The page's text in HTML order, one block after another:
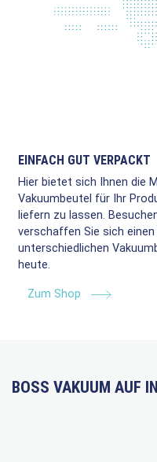
EINFACH GUT VERPACKT
Hier bietet sich Ihnen die
Vakuumbeutel für Ihr
liefern zu lassen.
verschaffen Sie sich einen
unterschiedlichen
heute.
Zum Shop
BOSS VAKUUM AUF